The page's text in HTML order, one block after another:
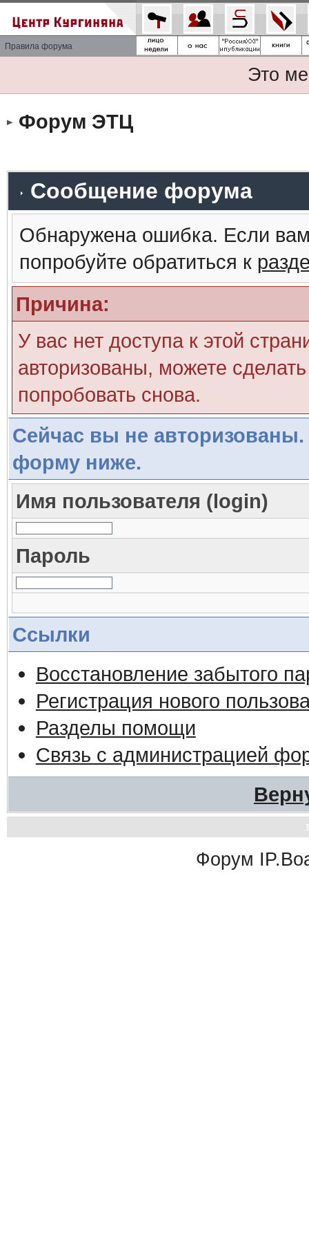
Правила форума
Это
Форум ЭТЦ
Сообщение форума
Обнаружена ошибка. Если
попробуйте обратиться к
Причина:
У вас нет доступа к этой
авторизованы, можете
попробовать снова.
Сейчас вы не авторизованы.
форму ниже.
Имя пользователя (login)
Пароль
Ссылки
Восстановление забытого
Регистрация нового
Разделы помощи
Связь с администрацией
Форум